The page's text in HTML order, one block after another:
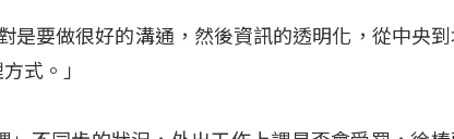
是要做很好的溝通，然後資訊的透明化，從中央到
式。」